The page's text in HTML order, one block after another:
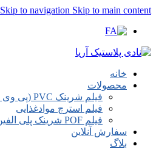
Skip to navigation Skip to main content
خانه
محصولات
فیلم شرینک PVC (پی وی سی)
فیلم استرچ موادغذایی
فیلم POF شرینک پلی الفین
سفارش آنلاین
بلاگ